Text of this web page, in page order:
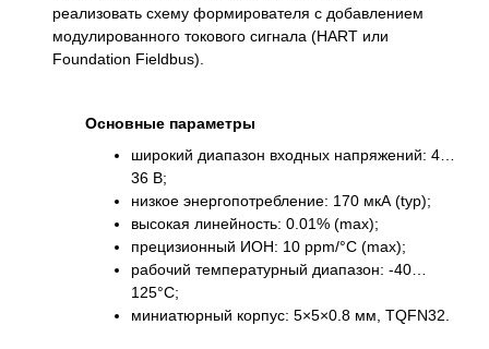
реализовать схему формирователя с добавлением
модулированного токового сигнала (HART или
Foundation Fieldbus).
Основные параметры
широкий диапазон входных напряжений: 4…
36 В;
низкое энергопотребление: 170 мкА (typ);
высокая линейность: 0.01% (max);
прецизионный ИОН: 10 ppm/°C (max);
рабочий температурный диапазон: -40…
125°C;
миниатюрный корпус: 5×5×0.8 мм, TQFN32.